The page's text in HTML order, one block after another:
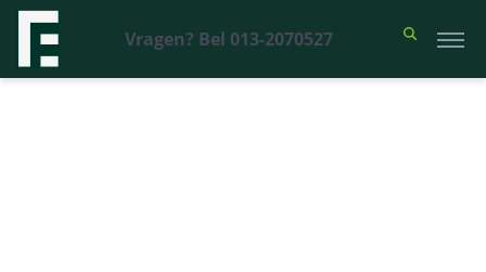
Vragen? Bel 013-2070527